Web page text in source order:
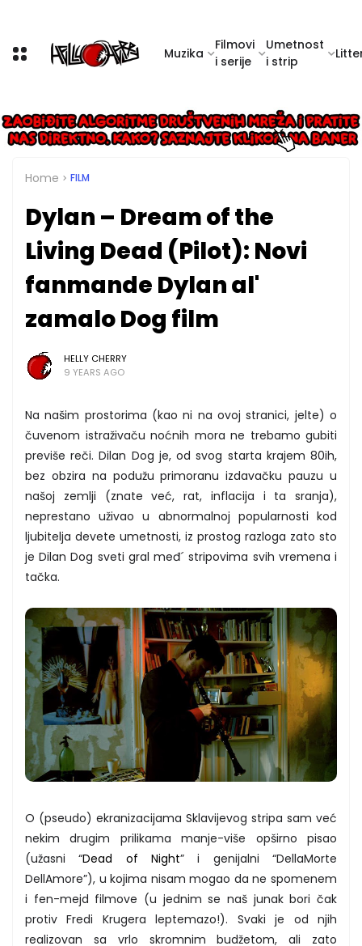
Muzika
Filmovi
i serije
Umetnost
i strip
Home FILM
Dylan – Dream of the
Living Dead (Pilot): Novi
fanmande Dylan al'
zamalo Dog film
HELLY CHERRY
9 YEARS AGO
Na našim prostorima (kao ni na ovoj stranici, jelte) o
čuvenom istraživaču noćnih mora ne trebamo gubiti
previše reči. Dilan Dog je, od svog starta krajem 80ih,
bez obzira na podužu primoranu izdavačku pauzu u
našoj zemlji (znate već, rat, inflacija i ta sranja),
neprestano uživao u abnormalnoj popularnosti kod
ljubitelja devete umetnosti, iz prostog razloga zato sto
je Dilan Dog sveti gral međ´ stripovima svih vremena i
tačka.
O (pseudo) ekranizacijama Sklavijevog stripa sam već
nekim drugim prilikama manje-više opširno pisao
(užasni “Dead of Night” i genijalni “DellaMorte
DellAmore”), u kojima nisam mogao da ne spomenem
i fen-mejd filmove (u jednim se naš junak bori čak
protiv Fredi Krugera leptemazo!). Svaki je od njih
realizovan sa vrlo skromnim budžetom, ali zato